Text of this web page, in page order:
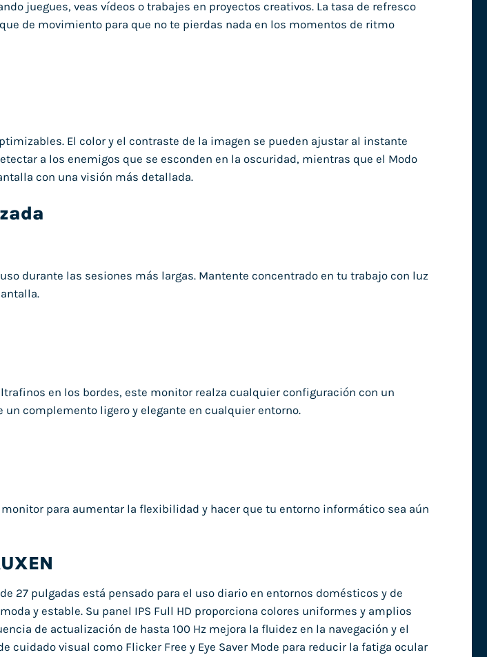
juegues, veas vídeos o trabajes en proyectos creativos. La tasa de refresco
de movimiento para que no te pierdas nada en los momentos de ritmo
El color y el contraste de la imagen se pueden ajustar al instante
a los enemigos que se esconden en la oscuridad, mientras que el Modo
con una visión más detallada.
durante las sesiones más largas. Mantente concentrado en tu trabajo con luz
en los bordes, este monitor realza cualquier configuración con un
un complemento ligero y elegante en cualquier entorno.
para aumentar la flexibilidad y hacer que tu entorno informático sea aún
27 pulgadas está pensado para el uso diario en entornos domésticos y de
y estable. Su panel IPS Full HD proporciona colores uniformes y amplios
de actualización de hasta 100 Hz mejora la fluidez en la navegación y el
cuidado visual como Flicker Free y Eye Saver Mode para reducir la fatiga ocular